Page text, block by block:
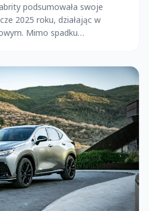
podsumowała swoje
2025 roku, działając w
Mimo spadku